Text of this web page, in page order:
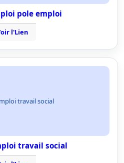
pole emploi
l'Lien
travail social
travail social